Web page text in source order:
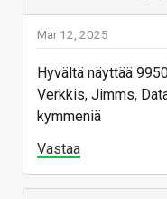
Mar 12, 2025
Hyvältä näyttää
Verkkis, Jimms,
kymmeniä
Vastaa